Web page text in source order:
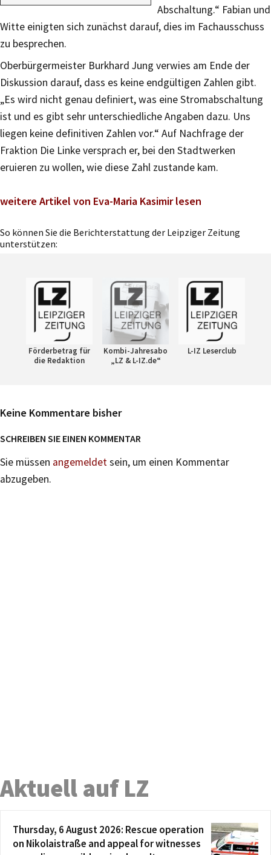
Abschaltung.“ Fabian und
Witte einigten sich zunächst darauf, dies im Fachausschuss
zu besprechen.
Oberbürgermeister Burkhard Jung verwies am Ende der
Diskussion darauf, dass es keine endgültigen Zahlen gibt.
„Es wird nicht genau definiert, was eine Stromabschaltung
ist und es gibt sehr unterschiedliche Angaben dazu. Uns
liegen keine definitiven Zahlen vor.“ Auf Nachfrage der
Fraktion Die Linke versprach er, bei den Stadtwerken
eruieren zu wollen, wie diese Zahl zustande kam.
weitere Artikel von Eva-Maria Kasimir lesen
So können Sie die Berichterstattung der Leipziger Zeitung
unterstützen:
Förderbetrag für
die Redaktion
Kombi-Jahresabo
„LZ & L-IZ.de“
L-IZ Leserclub
Keine Kommentare bisher
SCHREIBEN SIE EINEN KOMMENTAR
Sie müssen angemeldetsein, um einen Kommentar
abzugeben.
Aktuell auf LZ
Thursday, 6 August 2026: Rescue operation
on Nikolaistraße and appeal for witnesses